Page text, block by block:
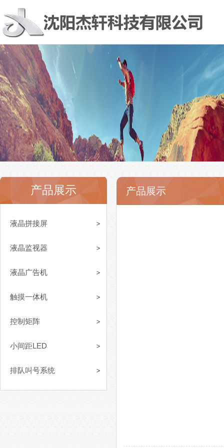
产品展示
液晶拼接屏
液晶监视器
液晶广告机
触摸一体机
控制矩阵
小间距LED
排队叫号系统
产品展示